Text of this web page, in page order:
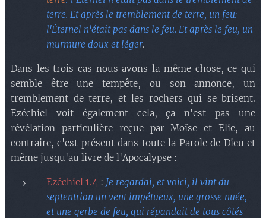
terre. Et après le tremblement de terre, un feu:
l'Éternel n'était pas dans le feu. Et après le feu, un
murmure doux et léger.
Dans les trois cas nous avons la même chose, ce qui
semble être une tempête, ou son annonce, un
tremblement de terre, et les rochers qui se brisent.
Ezéchiel voit également cela, ça n'est pas une
révélation particulière reçue par Moïse et Elie, au
contraire, c'est présent dans toute la Parole de Dieu et
même jusqu'au livre de l'Apocalypse :
Ezéchiel 1.4 : Je regardai, et voici, il vint du
septentrion un vent impétueux, une grosse nuée,
et une gerbe de feu, qui répandait de tous côtés